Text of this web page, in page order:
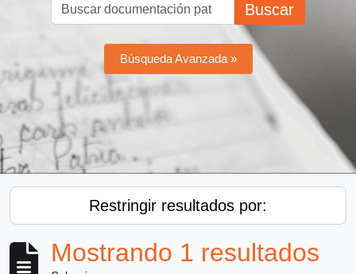
Buscar
Búsqueda Avanzada »
Restringir resultados por:
Mostrando 1 resultados